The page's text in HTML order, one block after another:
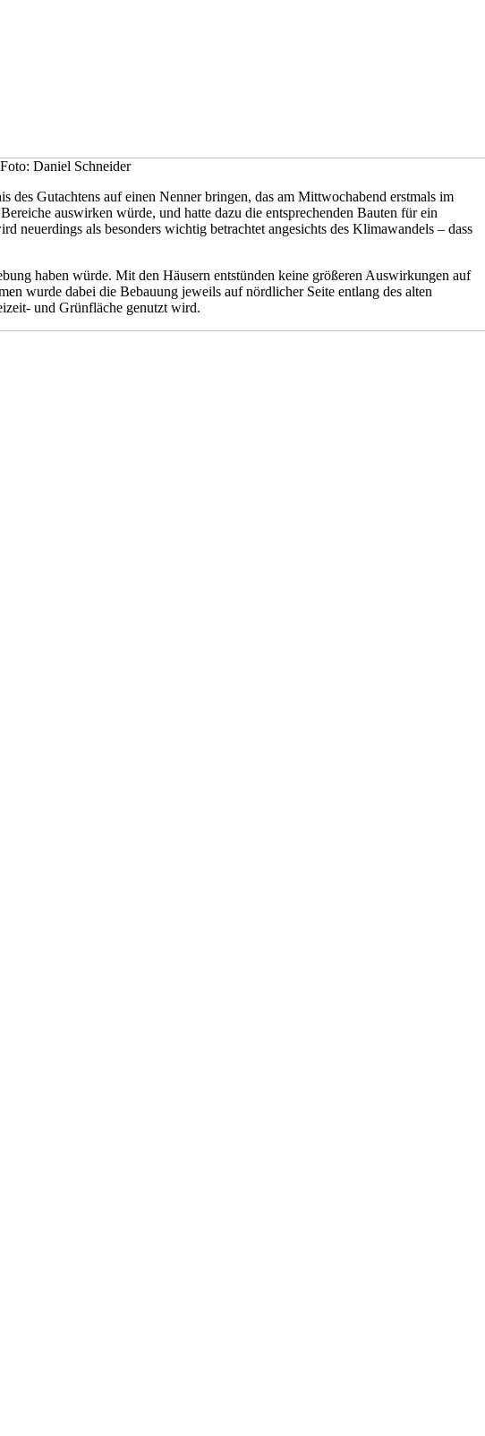
Daniel Schneider
des Gutachtens auf einen Nenner bringen, das am Mittwochabend erstmals im
auswirken würde, und hatte dazu die entsprechenden Bauten für ein
als besonders wichtig betrachtet angesichts des Klimawandels – dass
haben würde. Mit den Häusern entstünden keine größeren Auswirkungen auf
wurde dabei die Bebauung jeweils auf nördlicher Seite entlang des alten
und Grünfläche genutzt wird.